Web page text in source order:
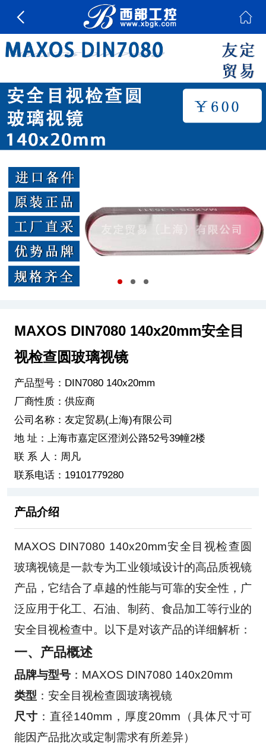
MAXOS DIN7080 140x20mm安全目
视检查圆玻璃视镜
产品型号：DIN7080 140x20mm
厂商性质：供应商
公司名称：友定贸易(上海)有限公司
地 址：上海市嘉定区澄浏公路52号39幢2楼
联 系 人：周凡
联系电话：19101779280
产品介绍
MAXOS DIN7080 140x20mm安全目视检查圆
玻璃视镜是一款专为工业领域设计的高品质视镜
产品，它结合了卓越的性能与可靠的安全性，广
泛应用于化工、石油、制药、食品加工等行业的
安全目视检查中。以下是对该产品的详细解析：
一、产品概述
品牌与型号：MAXOS DIN7080 140x20mm
类型 ：安全目视检查圆玻璃视镜
尺寸 ：直径140mm，厚度20mm（具体尺寸可
能因产品批次或定制需求有所差异）